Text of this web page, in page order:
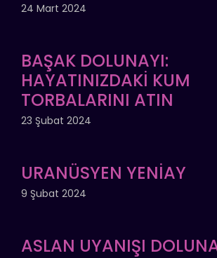
24 Mart 2024
BAŞAK DOLUNAYI:
HAYATINIZDAKİ KUM
TORBALARINI ATIN
23 Şubat 2024
URANÜSYEN YENİAY
9 Şubat 2024
ASLAN UYANIŞI